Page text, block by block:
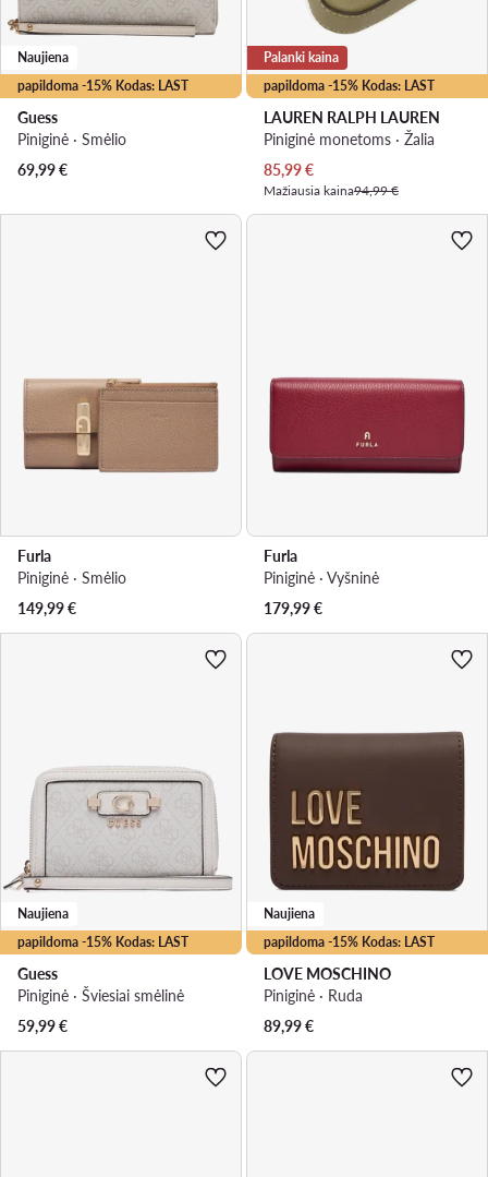
papildoma -15% Kodas: LAST
Naujiena
Guess
Piniginė · Smėlio
69,99€
papildoma -15% Kodas: LAST
Palanki kaina
LAUREN RALPH LAUREN
Piniginė monetoms · Žalia
Dabartinė kaina
85,99€
Mažiausia kaina94,99 €
Furla
Piniginė · Smėlio
149,99€
Furla
Piniginė · Vyšninė
179,99€
papildoma -15% Kodas: LAST
Naujiena
Guess
Piniginė · Šviesiai smėlinė
59,99€
papildoma -15% Kodas: LAST
Naujiena
LOVE MOSCHINO
Piniginė · Ruda
89,99€